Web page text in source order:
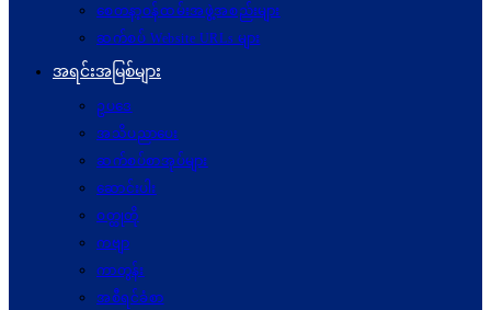
စေတနာ့ဝန်ထမ်းအဖွဲ့အစည်းများ
ဆက်စပ် Website URLs များ
အရင်းအမြစ်များ
ဥပဒေ
အသိပညာပေး
ဆက်စပ်စာအုပ်များ
ဆောင်းပါး
ဝတ္ထုတို
ကဗျာ
ကာတွန်း
အစီရင်ခံစာ